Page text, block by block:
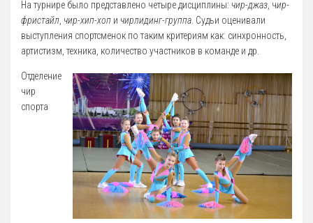
9 Вакантные места для приема (перевода) обучающихся
10 Стипендии и меры поддержки обучающихся
11 Финансово-хозяйственная деятельность
Извещения о закупках
12 Платные образовательные услуги
13 Документы
Документы МАУ «СШОР КВАНТ»
Виды Спорта
Адаптивная физкультура
На турнире было представлено четыре дисциплины: чир-джаз , чир-
фристайл чир-хип-хоп и чирлидинг-группа . Судьи оценивали
выступления спортсменок по таким критериям как: синхронность,
артистизм, техника, количество участников в команде и др.
Отделение
чир
спорта